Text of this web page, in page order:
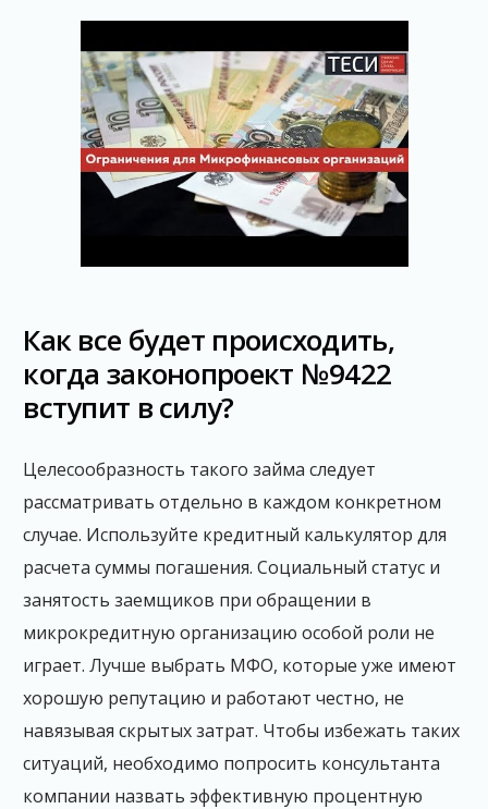
Как все будет происходить,
когда законопроект №9422
вступит в силу?
Целесообразность такого займа следует
рассматривать отдельно в каждом конкретном
случае. Используйте кредитный калькулятор для
расчета суммы погашения. Социальный статус и
занятость заемщиков при обращении в
микрокредитную организацию особой роли не
играет. Лучше выбрать МФО, которые уже имеют
хорошую репутацию и работают честно, не
навязывая скрытых затрат. Чтобы избежать таких
ситуаций, необходимо попросить консультанта
компании назвать эффективную процентную